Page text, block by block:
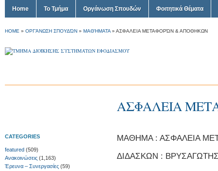
Home Το Τμήμα Οργάνωση Σπουδών Φοιτητικά Θέματα
HOME » ΟΡΓΆΝΩΣΗ ΣΠΟΥΔΏΝ » ΜΑΘΉΜΑΤΑ » ΑΣΦΑΛΕΙΑ ΜΕΤΑΦΟΡΏΝ & ΑΠΟΘΗΚΩΝ
ΑΣΦΑΛΕΙΑ
CATEGORIES
featured (509)
Ανακοινώσεις (1,163)
Έρευνα – Συνεργασίες (59)
ΜΑΘΗΜΑ : ΑΣΦΑΛΕΙΑ
ΔΙΔΑΣΚΩΝ :